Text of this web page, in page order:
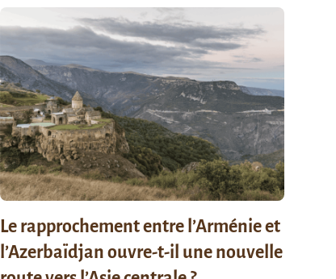
Le rapprochement entre l’Arménie et
l’Azerbaïdjan ouvre-t-il une nouvelle